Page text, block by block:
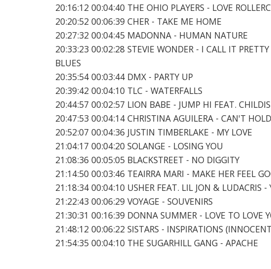
20:16:12 00:04:40 THE OHIO PLAYERS - LOVE
20:20:52 00:06:39 CHER - TAKE ME HOME
20:27:32 00:04:45 MADONNA - HUMAN NATURE
20:33:23 00:02:28 STEVIE WONDER - I CALL IT
BLUES
20:35:54 00:03:44 DMX - PARTY UP
20:39:42 00:04:10 TLC - WATERFALLS
20:44:57 00:02:57 LION BABE - JUMP HI FEAT.
20:47:53 00:04:14 CHRISTINA AGUILERA - CAN'T
20:52:07 00:04:36 JUSTIN TIMBERLAKE - MY LOVE
21:04:17 00:04:20 SOLANGE - LOSING YOU
21:08:36 00:05:05 BLACKSTREET - NO DIGGITY
21:14:50 00:03:46 TEAIRRA MARI - MAKE HER FEEL
21:18:34 00:04:10 USHER FEAT. LIL JON & LUDACRIS -
21:22:43 00:06:29 VOYAGE - SOUVENIRS
21:30:31 00:16:39 DONNA SUMMER - LOVE TO LOVE
21:48:12 00:06:22 SISTARS - INSPIRATIONS
21:54:35 00:04:10 THE SUGARHILL GANG - APACHE